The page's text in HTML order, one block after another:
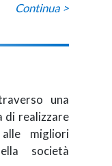
Continua >
una
di realizzare
migliori
società